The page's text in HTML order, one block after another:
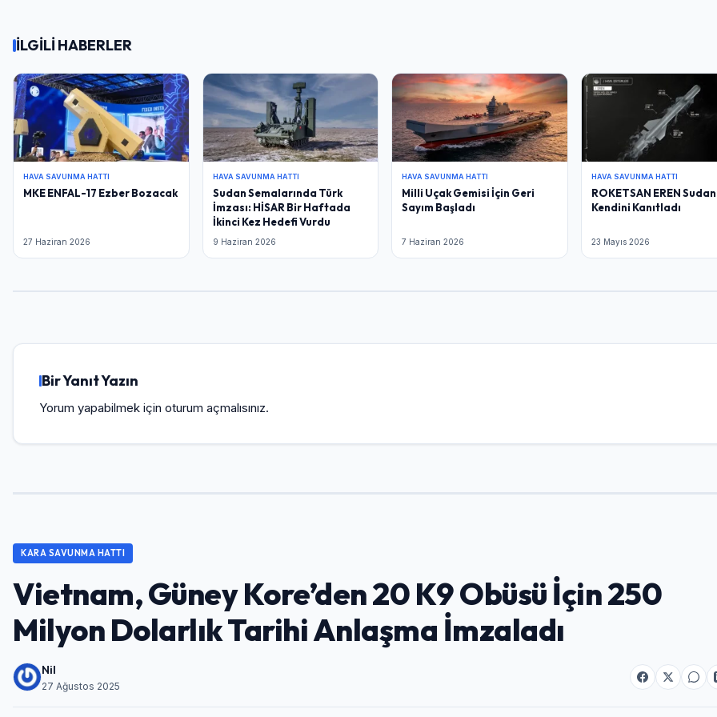
İLGİLİ HABERLER
HAVA SAVUNMA HATTI
MKE ENFAL-17 Ezber Bozacak
27 Haziran 2026
HAVA SAVUNMA HATTI
Sudan Semalarında Türk
İmzası: HİSAR Bir Haftada
İkinci Kez Hedefi Vurdu
9 Haziran 2026
HAVA SAVUNMA HATTI
Milli Uçak Gemisi İçin Geri
Sayım Başladı
7 Haziran 2026
HAVA SAVUNMA HATTI
ROKETSAN EREN
Kendini Kanıtladı
23 Mayıs 2026
Bir Yanıt Yazın
Yorum yapabilmek için oturum açmalısınız.
KARA SAVUNMA HATTI
Vietnam, Güney Kore’den 20 K9 Obüsü İçin 250
Milyon Dolarlık Tarihi Anlaşma İmzaladı
Nil
27 Ağustos 2025